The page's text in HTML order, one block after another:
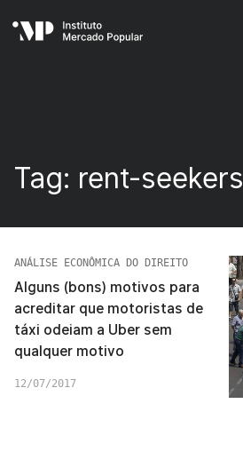
Tag: rent-seekers
ANÁLISE ECONÔMICA DO DIREITO
Alguns (bons) motivos para
acreditar que motoristas de
táxi odeiam a Uber sem
qualquer motivo
12/07/2017